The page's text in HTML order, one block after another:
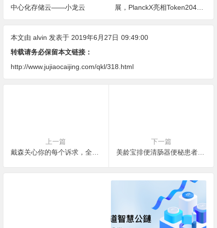
中心化存储云——小龙云
展，PlanckX亮相Token2049
亚洲Web3盛会
本文由 alvin 发表于 2019年6月27日 09:49:00
转载请务必保留本文链接：
http://www.jujiaocaijing.com/qkl/318.html
上一篇
下一篇
美龄宝排便清肠器便秘患者的福音轻松解决便秘问题